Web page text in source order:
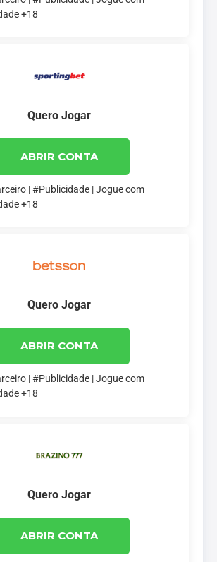
+18
Quero Jogar
ABRIR CONTA
| #Publicidade | Jogue com
+18
Quero Jogar
ABRIR CONTA
| #Publicidade | Jogue com
+18
Quero Jogar
ABRIR CONTA